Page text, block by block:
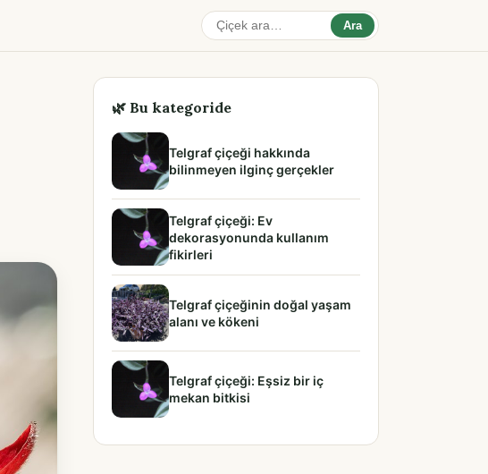
Ara
🌿 Bu kategoride
Telgraf çiçeği hakkında
bilinmeyen ilginç gerçekler
Telgraf çiçeği: Ev
dekorasyonunda kullanım
fikirleri
Telgraf çiçeğinin doğal yaşam
alanı ve kökeni
Telgraf çiçeği: Eşsiz bir iç
mekan bitkisi